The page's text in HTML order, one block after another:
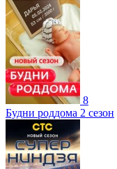
8
Будни роддома 2 сезон